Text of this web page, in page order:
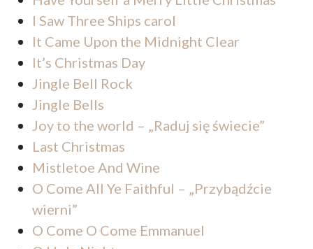
I Saw Three Ships carol
It Came Upon the Midnight Clear
It’s Christmas Day
Jingle Bell Rock
Jingle Bells
Joy to the world – „Raduj się świecie”
Last Christmas
Mistletoe And Wine
O Come All Ye Faithful – „Przybądźcie
wierni”
O Come O Come Emmanuel